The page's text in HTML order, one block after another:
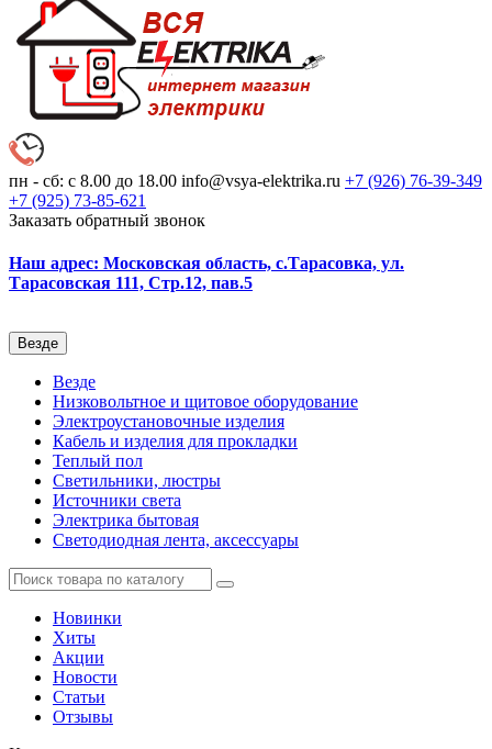
пн - сб: с 8.00 до 18.00 info@vsya-elektrika.ru +7 (926) 76-39-349
+7 (925) 73-85-621
Заказать обратный звонок
Наш адрес: Московская область, с.Тарасовка, ул.
Тарасовская 111, Стр.12, пав.5
Везде
Везде
Низковольтное и щитовое оборудование
Электроустановочные изделия
Кабель и изделия для прокладки
Теплый пол
Светильники, люстры
Источники света
Электрика бытовая
Светодиодная лента, аксессуары
Новинки
Хиты
Акции
Новости
Статьи
Отзывы